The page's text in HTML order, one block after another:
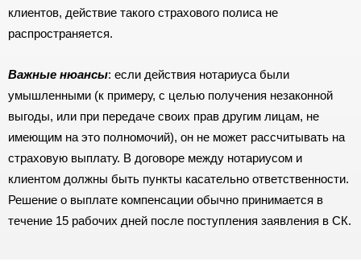
клиентов, действие такого страхового полиса не
распространяется.
Важные нюансы: если действия нотариуса были
умышленными (к примеру, с целью получения незаконной
выгоды, или при передаче своих прав другим лицам, не
имеющим на это полномочий), он не может рассчитывать на
страховую выплату. В договоре между нотариусом и
клиентом должны быть пункты касательно ответственности.
Решение о выплате компенсации обычно принимается в
течение 15 рабочих дней после поступления заявления в СК.